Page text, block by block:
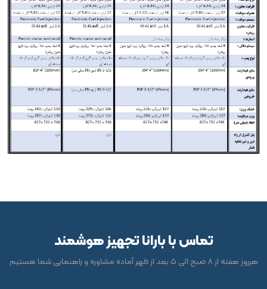
تماس با بارانا تجهیز هوشمند
هرروز هفته از 8 صبح الی 5 بعد از ظهر آماده مشاوره و راهنمایی شما هستیم